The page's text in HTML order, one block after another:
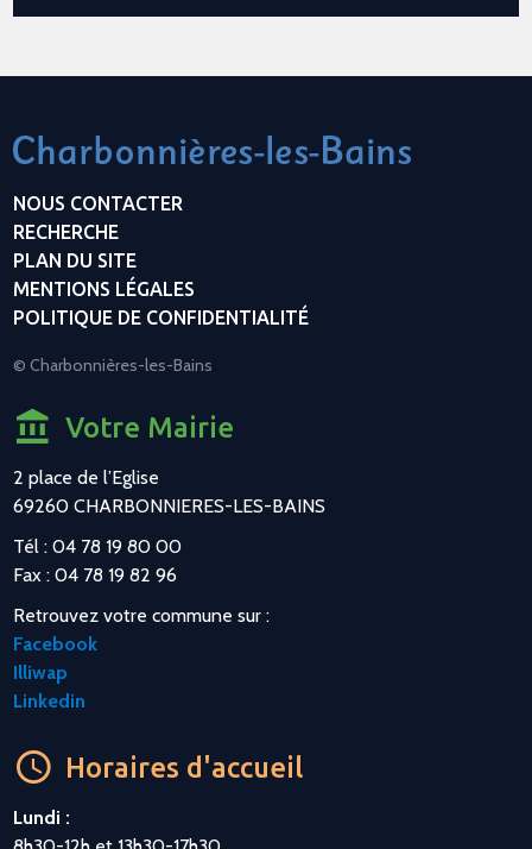
NOUS CONTACTER
RECHERCHE
PLAN DU SITE
MENTIONS LÉGALES
POLITIQUE DE CONFIDENTIALITÉ
© Charbonnières-les-Bains
Votre Mairie
2 place de l’Eglise
69260 CHARBONNIERES-LES-BAINS
Tél : 04 78 19 80 00
Fax : 04 78 19 82 96
Retrouvez votre commune sur :
Facebook
Illiwap
Linkedin
Horaires d'accueil
Lundi :